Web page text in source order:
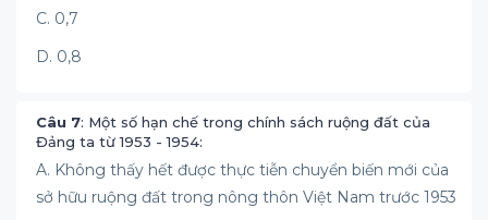
C. 0,7
D. 0,8
Câu 7: Một số hạn chế trong chính sách ruộng đất của
Đảng ta từ 1953 - 1954:
A. Không thấy hết được thực tiễn chuyển biến mới của
sở hữu ruộng đất trong nông thôn Việt Nam trước 1953